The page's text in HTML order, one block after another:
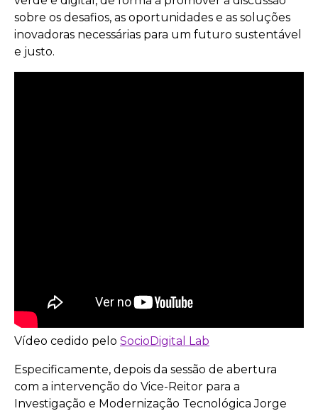
sobre os desafios, as oportunidades e as soluções
inovadoras necessárias para um futuro sustentável
e justo.
Vídeo cedido pelo SocioDigital Lab
Especificamente, depois da sessão de abertura
com a intervenção do Vice-Reitor para a
Investigação e Modernização Tecnológica Jorge